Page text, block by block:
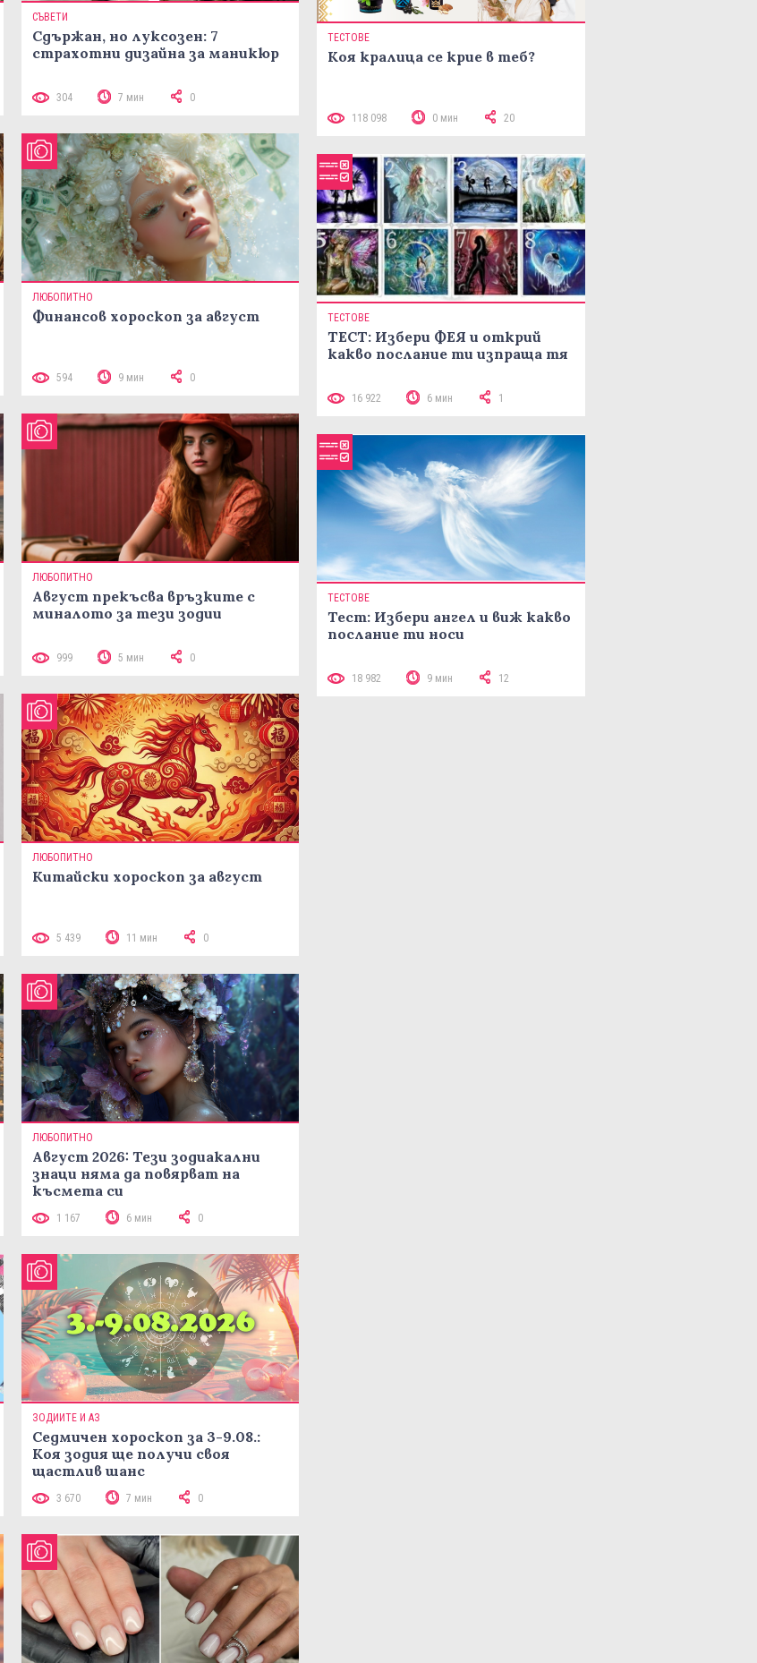
СЪВЕТИ
Сдържан, но луксозен: 7
страхотни дизайна за маникюр
304 7 мин 0
ЛЮБОПИТНО
Финансов хороскоп за август
594 9 мин 0
ЛЮБОПИТНО
Август прекъсва връзките с
миналото за тези зодии
999 5 мин 0
ЛЮБОПИТНО
Китайски хороскоп за август
5 439 11 мин 0
ЛЮБОПИТНО
Август 2026: Тези зодиакални
знаци няма да повярват на
късмета си
1 167 6 мин 0
ЗОДИИТЕ И АЗ
Седмичен хороскоп за 3-9.08.:
Коя зодия ще получи своя
щастлив шанс
3 670 7 мин 0
ТЕСТОВЕ
Коя кралица се крие в теб?
118 098 0 мин 20
ТЕСТОВЕ
ТЕСТ: Избери ФЕЯ и открий
какво послание ти изпраща тя
16 922 6 мин 1
ТЕСТОВЕ
Тест: Избери ангел и виж какво
послание ти носи
18 982 9 мин 12